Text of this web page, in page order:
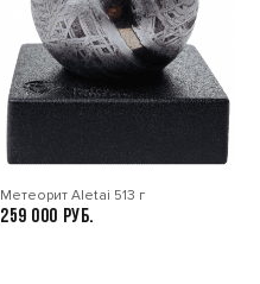
Метеорит Aletai 513 г
259 000